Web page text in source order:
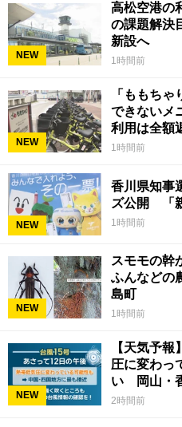
NEW
高松空港の
の課題解決
新設へ
1時間前
NEW
「ももち
できないメ
利用は全
1時間前
NEW
香川県知事
ズ公開 「
1時間前
NEW
スモモの幹
ふんなどの
島町
1時間前
NEW
【天気予
圧に変わっ
い 岡山・
2時間前